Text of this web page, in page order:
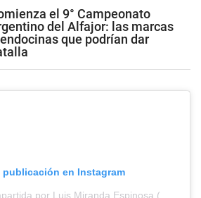
el 9° Campeonato
del Alfajor: las marcas
que podrían dar
publicación en Instagram